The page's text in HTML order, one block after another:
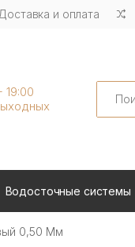
Доставка и оплата
19:00
Search
Водосточные системы
0,50 Мм